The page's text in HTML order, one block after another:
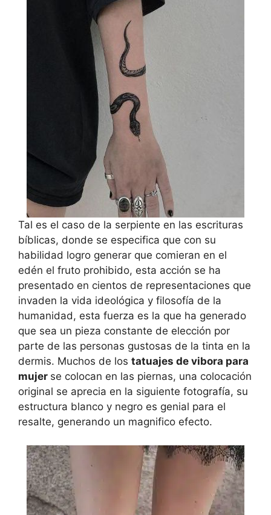
Tal es el caso de la serpiente en las escrituras
bíblicas, donde se especifica que con su
habilidad logro generar que comieran en el
edén el fruto prohibido, esta acción se ha
presentado en cientos de representaciones que
invaden la vida ideológica y filosofía de la
humanidad, esta fuerza es la que ha generado
que sea un pieza constante de elección por
parte de las personas gustosas de la tinta en la
dermis. Muchos de los tatuajes de vibora para
mujer se colocan en las piernas, una colocación
original se aprecia en la siguiente fotografía, su
estructura blanco y negro es genial para el
resalte, generando un magnifico efecto.